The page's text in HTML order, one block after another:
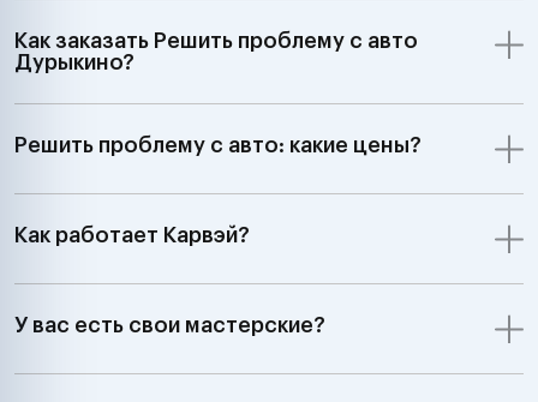
Как заказать Решить проблему с авто
Дурыкино?
Решить проблему с авто: какие цены?
Как работает Карвэй?
У вас есть свои мастерские?